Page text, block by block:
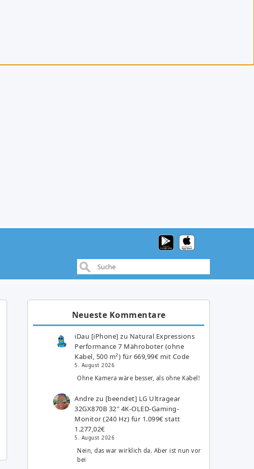
Neueste Kommentare
iDau [iPhone] zu Natural Expressions
Performance 7 Mähroboter (ohne
Kabel, 500 m²) für 669,99€ mit Code
5. August 2026
Ohne Kamera wäre besser, als ohne Kabel!
Andre zu [beendet] LG Ultragear
32GX870B 32″ 4K-OLED-Gaming-
Monitor (240 Hz) für 1.099€ statt
1.277,02€
5. August 2026
Nein, das war wirklich da. Aber ist nun vor
bei